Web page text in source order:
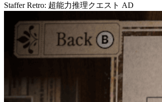
Staffer Retro: 超能力推理クエスト AD